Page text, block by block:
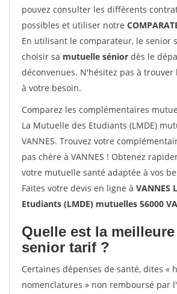
pouvez consulter les différents
possibles et utiliser notre
En utilisant le comparateur, le senior
choisir sa mutuelle sénior dès le
déconvenues. N'hésitez pas à
à votre besoin.
Comparez les complémentaires
La Mutuelle des Etudiants (LMDE)
VANNES. Trouvez votre
pas chère à VANNES ! Obtenez
votre mutuelle santé adaptée à vos
Faites votre devis en ligne à VANNES
Etudiants (LMDE) mutuelles 56000
Quelle est la
senior tarif ?
Certaines dépenses de santé, dites «
nomenclatures » non remboursé par